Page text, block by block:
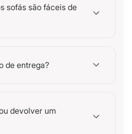
sofás são fáceis de
de entrega?
devolver um